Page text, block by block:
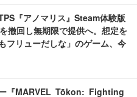
『アノマリス』Steam体験版
撤回し無期限で提供へ。想定を
フリューだしな」のゲーム、今
ー『MARVEL Tōkon: Fighting